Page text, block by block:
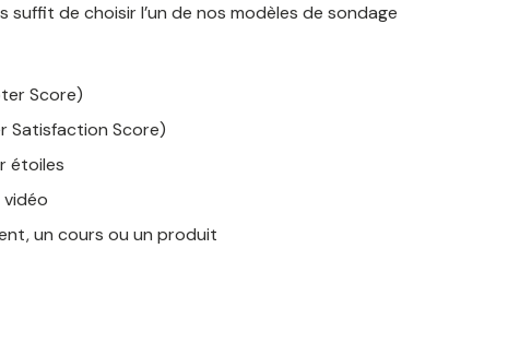
suffit de choisir l’un de nos modèles de sondage
Score)
Satisfaction Score)
étoiles
un cours ou un produit